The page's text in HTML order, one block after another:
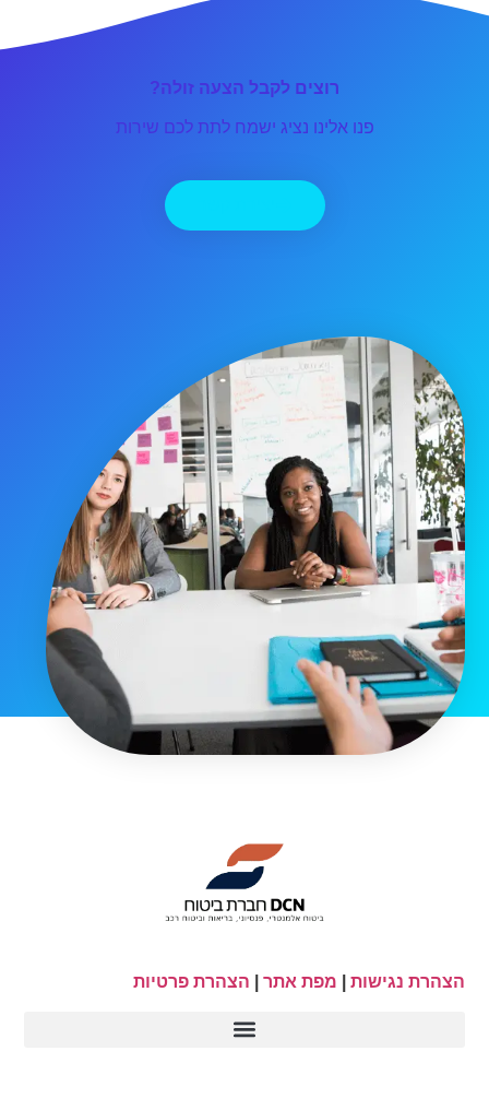
רוצים לקבל הצעה זולה?
פנו אלינו נציג ישמח לתת לכם שירות
הצהרת נגישות| מפת אתר| הצהרת פרטיות